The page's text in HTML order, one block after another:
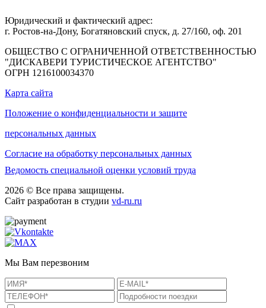
Юридический и фактический адрес:
г. Ростов-на-Дону, Богатяновский спуск, д. 27/160, оф. 201
ОБЩЕСТВО С ОГРАНИЧЕННОЙ ОТВЕТСТВЕННОСТЬЮ
"ДИСКАВЕРИ ТУРИСТИЧЕСКОЕ АГЕНТСТВО"
ОГРН 1216100034370
Карта сайта
Положение о конфиденциальности и защите
персональных данных
Согласие на обработку персональных данных
Ведомость специальной оценки условий труда
2026 © Все права защищены.
Сайт разработан в студии vd-ru.ru
Мы Вам перезвоним